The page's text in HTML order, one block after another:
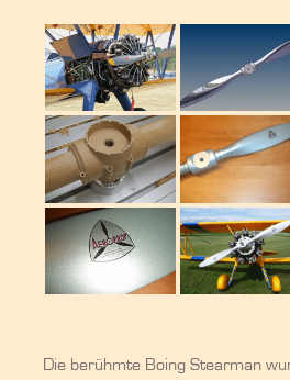
Die berühmte Boing Stearman